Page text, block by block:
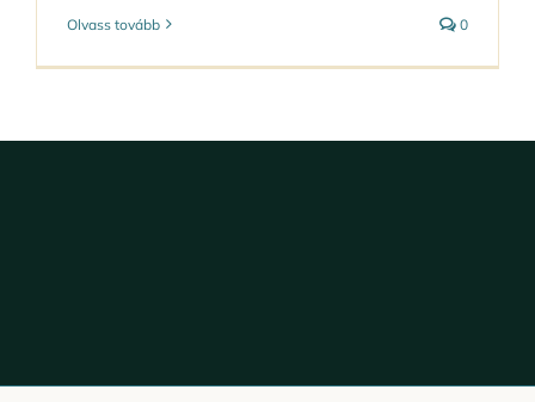
Olvass tovább 0